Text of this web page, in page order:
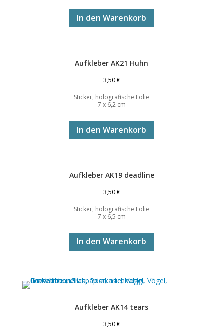
In den Warenkorb
Aufkleber AK21 Huhn
3,50€
Sticker, holografische Folie
7 x 6,2 cm
In den Warenkorb
Aufkleber AK19 deadline
3,50€
Sticker, holografische Folie
7 x 6,5 cm
In den Warenkorb
Aufkleber AK14 tears
3,50€